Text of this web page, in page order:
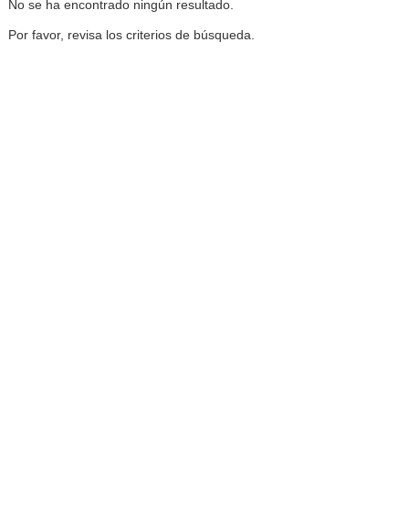
No se ha encontrado ningún resultado.
Por favor, revisa los criterios de búsqueda.